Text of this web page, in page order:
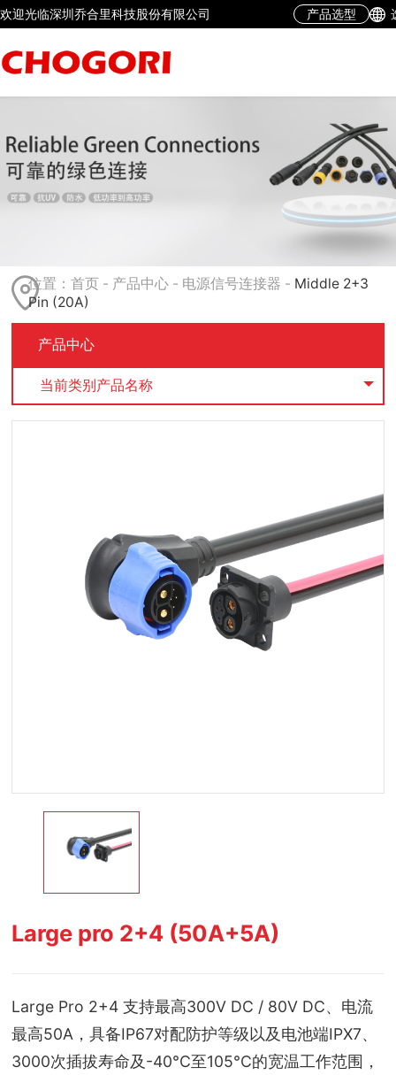
欢迎光临深圳乔合里科技股份有限公司 产品选型
位置：首页 - 产品中心 - 电源信号连接器 - Middle 2+3
Pin (20A)
产品中心
当前类别产品名称
Large pro 2+4 (50A+5A)
Large Pro 2+4 支持最高300V DC / 80V DC、电流
最高50A，具备IP67对配防护等级以及电池端IPX7、
3000次插拔寿命及-40°C至105°C的宽温工作范围，